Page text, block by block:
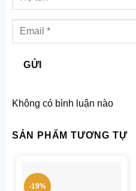
GỬI
Không có bình luận nào
SẢN PHẨM TƯƠNG TỰ
-19%